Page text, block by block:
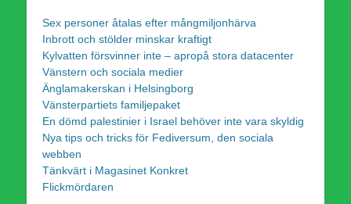
Sex personer åtalas efter mångmiljonhärva
Inbrott och stölder minskar kraftigt
Kylvatten försvinner inte – apropå stora datacenter
Vänstern och sociala medier
Änglamakerskan i Helsingborg
Vänsterpartiets familjepaket
En dömd palestinier i Israel behöver inte vara skyldig
Nya tips och tricks för Fediversum, den sociala
webben
Tänkvärt i Magasinet Konkret
Flickmördaren